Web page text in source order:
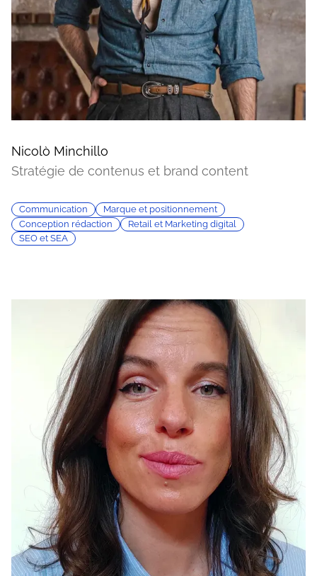
Nicolò Minchillo
Stratégie de contenus et brand content
Communication
Marque et positionnement
Conception rédaction
Retail et Marketing digital
SEO et SEA